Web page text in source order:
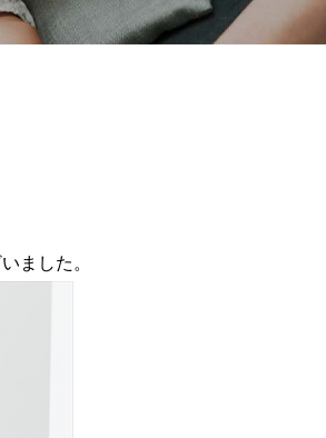
ました。